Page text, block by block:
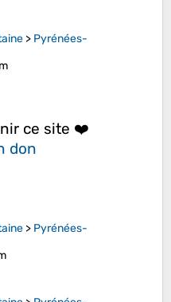
> Pyrénées-
ce site ❤️
don
> Pyrénées-